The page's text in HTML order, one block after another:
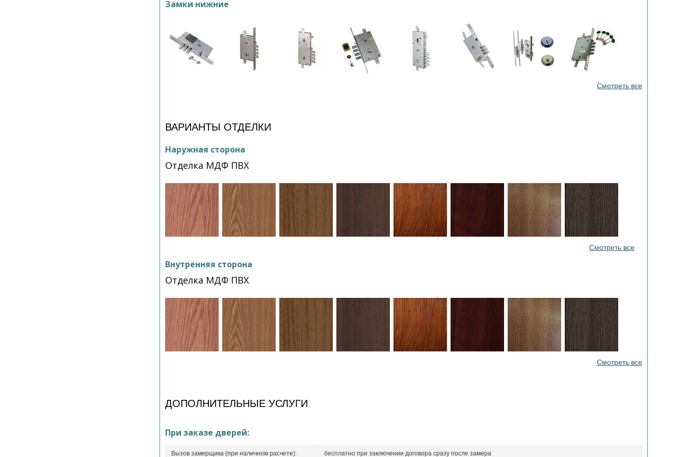
Замки нижние
Смотреть все
ВАРИАНТЫ ОТДЕЛКИ
Наружная сторона
Отделка МДФ ПВХ
Смотреть все
Внутренняя сторона
Отделка МДФ ПВХ
Смотреть все
ДОПОЛНИТЕЛЬНЫЕ УСЛУГИ
При заказе дверей:
Вызов замерщика (при наличном расчете): бесплатно при заключении договора сразу после замера